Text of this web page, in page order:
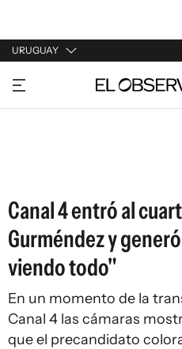
URUGUAY
URUGUAY
ARGENTINA
Canal 4 entró al
Gurméndez y
viendo todo"
En un momento de la
Canal 4 las cámaras
que el precandidato